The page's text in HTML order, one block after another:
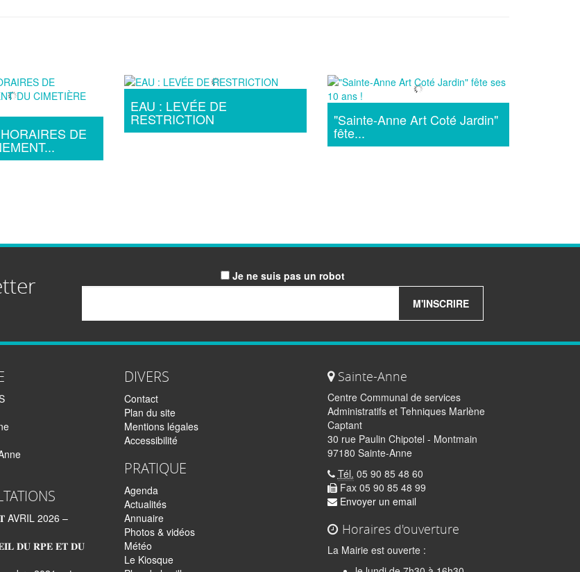
DE
EAU : LEVÉE DE
RESTRICTION "Sainte-Anne Art Coté Jardin"
fête...
Je ne suis pas un robot
M'INSCRIRE
AVRIL 2026 –
𝐃𝐔 𝐑𝐏𝐄 𝐄𝐓 𝐃𝐔
DIVERS
Contact
Plan du site
Mentions légales
Accessibilité
PRATIQUE
Agenda
Actualités
Annuaire
Photos & vidéos
Météo
Le Kiosque
Sainte-Anne
Centre Communal de services
Administratifs et Tehniques Marlène
Captant
30 rue Paulin Chipotel - Montmain
97180 Sainte-Anne
Tél. 05 90 85 48 60
Fax 05 90 85 48 99
Envoyer un email
Horaires d'ouverture
La Mairie est ouverte :